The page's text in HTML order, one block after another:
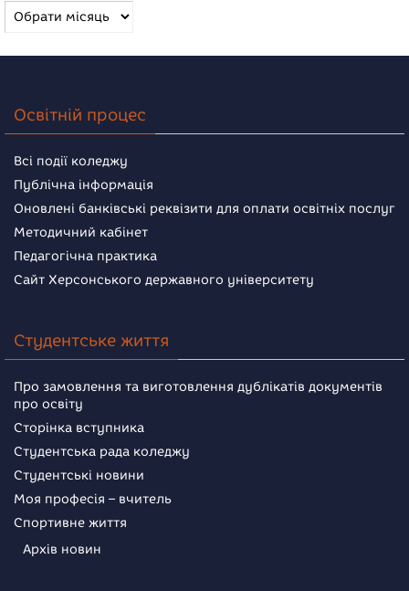
Архів
новин
Освітній процес
Всі події коледжу
Публічна інформація
Оновлені банківські реквізити для оплати освітніх послуг
Методичний кабінет
Педагогічна практика
Сайт Херсонського державного університету
Студентське життя
Про замовлення та виготовлення дублікатів документів
про освіту
Сторінка вступника
Студентська рада коледжу
Студентські новини
Моя професія – вчитель
Спортивне життя
Архів новин